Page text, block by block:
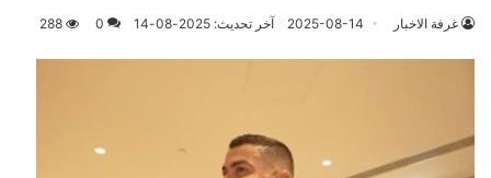
غرفة الاخبار 2025-08-14 آخر تحديث: 2025-08-14 0
288